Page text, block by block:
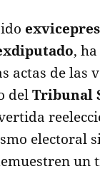
,
actas de las
delTribunal
electoral
un